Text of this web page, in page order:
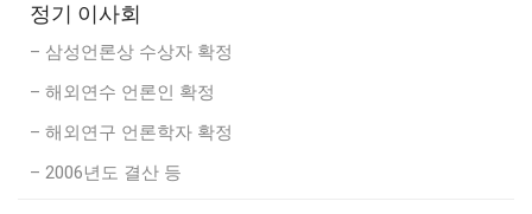
정기 이사회
– 삼성언론상 수상자 확정
– 해외연수 언론인 확정
– 해외연구 언론학자 확정
– 2006년도 결산 등